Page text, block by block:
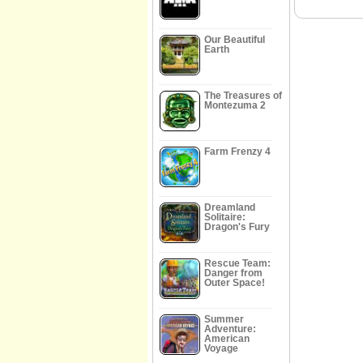
Our Beautiful
Earth
The Treasures of
Montezuma 2
Farm Frenzy 4
Dreamland
Solitaire:
Dragon's Fury
Rescue Team:
Danger from
Outer Space!
Summer
Adventure:
American
Voyage